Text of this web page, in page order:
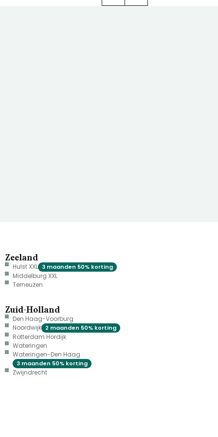
Zeeland
Hulst XXL 3 maanden 50% korting
Middelburg XXL
Terneuzen
Zuid-Holland
Den Haag-Voorburg
Noordwijk 2 maanden 50% korting
Rotterdam Hordijk
Wateringen
Wateringen-Den Haag
3 maanden 50% korting
Zwijndrecht